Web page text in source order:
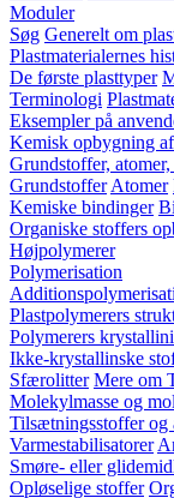
Moduler
Søg Generelt om
Plastmaterialernes
De første plasttyper
Terminologi
Eksempler på
Kemisk opbygning
Grundstoffer,
Grundstoffer Atomer
Kemiske bindinger
Organiske stoffers
Højpolymerer
Polymerisation
Plastpolymerers
Polymerers
Ikke-krystallinske
Sfærolitter Mere om
Molekylmasse og
Tilsætningsstoffer og
Varmestabilisatorer
Smøre- eller
Opløselige stoffer